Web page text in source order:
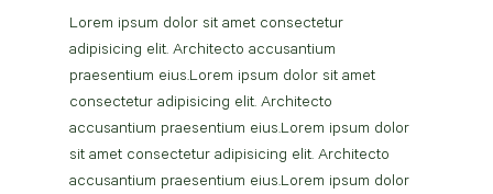
Lorem ipsum dolor sit amet consectetur
adipisicing elit. Architecto accusantium
praesentium eius.Lorem ipsum dolor sit amet
consectetur adipisicing elit. Architecto
accusantium praesentium eius.Lorem ipsum dolor
sit amet consectetur adipisicing elit. Architecto
accusantium praesentium eius.Lorem ipsum dolor